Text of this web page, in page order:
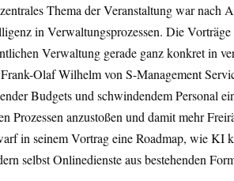
Thema der Veranstaltung war nach
in Verwaltungsprozessen. Die
Verwaltung gerade ganz konkret in
Olaf Wilhelm von S-Management
Budgets und schwindendem Personal
Prozessen anzustoßen und damit mehr
in seinem Vortrag eine Roadmap, wie KI
selbst Onlinedienste aus bestehenden